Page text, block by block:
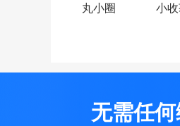
丸小圈 小
无需任